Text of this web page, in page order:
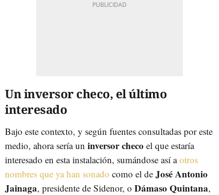
Un inversor checo, el último
interesado
Bajo este contexto, y según fuentes consultadas por este
medio, ahora sería un inversor checo el que estaría
interesado en esta instalación, sumándose así aotros
nombres que ya han sonado como el de José Antonio
Jainaga, presidente de Sidenor, o Dámaso Quintana,